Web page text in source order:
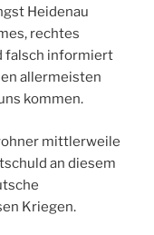
Heidenau
rechtes
falsch informiert
allermeisten
kommen.
mittlerweile
an diesem
Kriegen.